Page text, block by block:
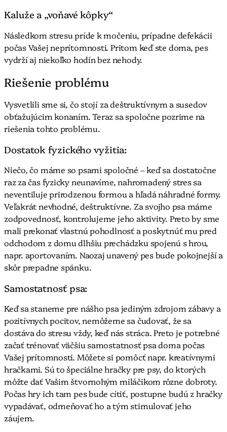
Kaluže a „voňavé kôpky“
Následkom stresu príde k močeniu, prípadne defekácii
počas Vašej neprítomnosti. Pritom keď ste doma, pes
vydrží aj niekoľko hodín bez nehody.
Riešenie problému
Vysvetlili sme si, čo stojí za deštruktívnym a susedov
obťažujúcim konaním. Teraz sa spoločne pozrime na
riešenia tohto problému.
Dostatok fyzického vyžitia:
Niečo, čo máme so psami spoločné – keď sa dostatočne
raz za čas fyzicky neunavíme, nahromadený stres sa
neventiluje prirodzenou formou a hľadá náhradné formy.
Veľakrát nevhodné, deštruktívne. Za svojho psa máme
zodpovednosť, kontrolujeme jeho aktivity. Preto by sme
mali prekonať vlastnú pohodlnosť a poskytnúť mu pred
odchodom z domu dlhšiu prechádzku spojenú s hrou,
napr. aportovaním. Naozaj unavený pes bude pokojnejší a
skôr prepadne spánku.
Samostatnosť psa:
Keď sa staneme pre nášho psa jediným zdrojom zábavy a
pozitívnych pocitov, nemôžeme sa čudovať, že sa
dostáva do stresu vždy, keď nás stráca. Preto je potrebné
začať trénovať väčšiu samostatnosť psa doma počas
Vašej prítomnosti. Môžete si pomôcť napr. kreatívnymi
hračkami. Sú to špeciálne hračky pre psy, do ktorých
môžte dať Vašim štvornohým miláčikom rôzne dobroty.
Počas hry ich tam pes bude cítiť, postupne budú z hračky
vypadávať, odmeňovať ho a tým stimulovať jeho
záujem.